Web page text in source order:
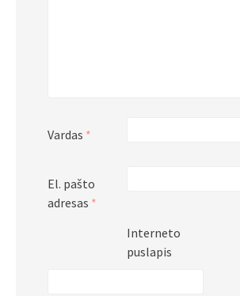
Vardas *
El. pašto
adresas *
Interneto
puslapis